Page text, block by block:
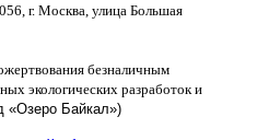
г. Москва улица Большая
безналичным
экологических разработок и
«Озеро Байкал»)